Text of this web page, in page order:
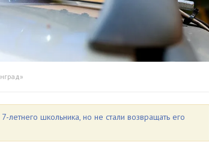
летнего школьника, но не стали возвращать его